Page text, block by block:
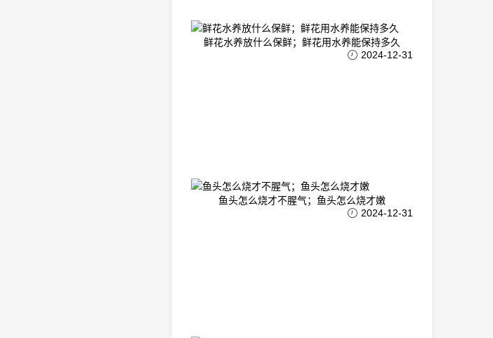
鲜花水养放什么保鲜；鲜花用水养能保持多久
2024-12-31
鱼头怎么烧才不腥气；鱼头怎么烧才嫩
2024-12-31